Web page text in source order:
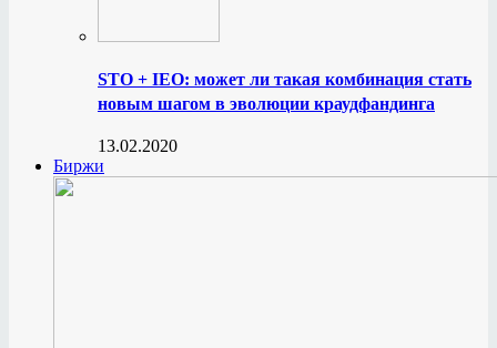
STO + IEO: может ли такая комбинация стать
новым шагом в эволюции краудфандинга
13.02.2020
Биржи